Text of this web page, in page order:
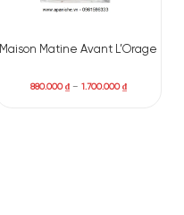
Maison Matine Avant L’Orage
880.000₫– 1.700.000₫